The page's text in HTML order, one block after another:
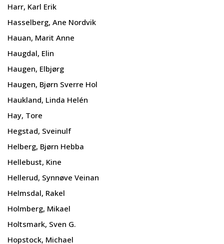
Harr, Karl Erik
Hasselberg, Ane Nordvik
Hauan, Marit Anne
Haugdal, Elin
Haugen, Elbjørg
Haugen, Bjørn Sverre Hol
Haukland, Linda Helén
Hay, Tore
Hegstad, Sveinulf
Helberg, Bjørn Hebba
Hellebust, Kine
Hellerud, Synnøve Veinan
Helmsdal, Rakel
Holmberg, Mikael
Holtsmark, Sven G.
Hopstock, Michael